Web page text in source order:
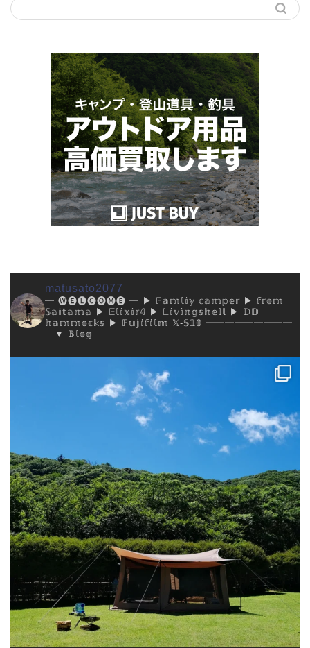
matusato2077
━ 🅦🅔🅛🅒🅞🅜🅔 ━ ▶︎ 𝔽𝕒𝕞𝕝𝕚𝕪 𝕔𝕒𝕞𝕡𝕖𝕣 ▶︎ 𝕗𝕣𝕠𝕞
𝕊𝕒𝕚𝕥𝕒𝕞𝕒 ▶︎ 𝔼𝕝𝕚𝕩𝕚𝕣𝟜 ▶︎ 𝕃𝕚𝕧𝕚𝕟𝕘𝕤𝕙𝕖𝕝𝕝 ▶︎ 𝔻𝔻
𝕙𝕒𝕞𝕞𝕠𝕔𝕜𝕤 ▶︎ 𝔽𝕦𝕛𝕚𝕗𝕚𝕝𝕞 𝕏-𝕊𝟙𝟘 ━━━━━━━━━
▼ 𝔹𝕝𝕠𝕘